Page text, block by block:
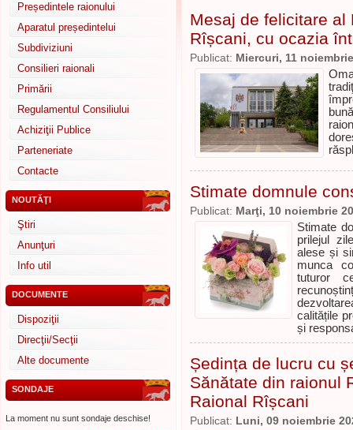
Președintele raionului
Aparatul președintelui
Subdiviziuni
Consilieri raionali
Primării
Regulamentul Consiliului
Achiziţii Publice
Parteneriate
Contacte
NOUTĂŢI
Ştiri
Anunţuri
Info util
DOCUMENTE
Dispoziţii
Direcţii/Secţii
Alte documente
SONDAJE
La moment nu sunt sondaje deschise!
Mesaj de felicitare al
Rîșcani, cu ocazia
Publicat: Miercuri, 11
Stimate domnule
Publicat: Marţi, 10 noiembrie
Stimate
prilejul
alese și
munca
tuturor
calitățile
și
Ședința de lucru cu
Sănătate din raionul
Raional Rîșcani
Publicat: Luni, 09 noiembrie